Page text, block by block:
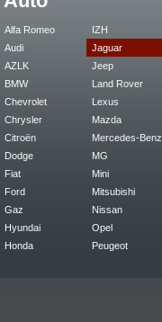
Alfa Romeo
Audi
AZLK
BMW
Chevrolet
Chrysler
Citroën
Dodge
Fiat
Ford
Gaz
Hyundai
Honda
IZH
Jaguar
Jeep
Land Rover
Lexus
Mazda
Mercedes-Benz
MG
Mini
Mitsubishi
Nissan
Opel
Peugeot